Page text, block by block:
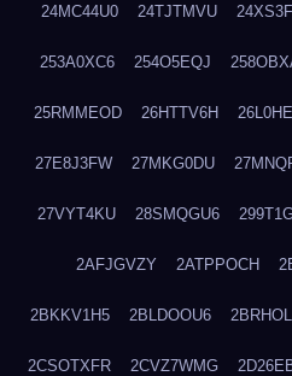
24MC44U0 24TJTMVU
253A0XC6 254O5EQJ
25RMMEOD 26HTTV6H
27E8J3FW 27MKG0DU
27VYT4KU 28SMQGU6
2AFJGVZY 2ATPPOCH
2BKKV1H5 2BLDOOU6
2CSOTXFR 2CVZ7WMG